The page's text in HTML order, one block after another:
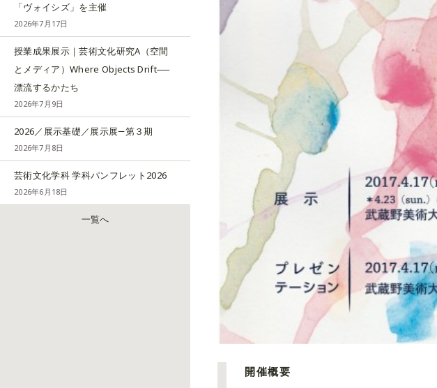
開催概要
「ヴォイシズ」を主催
2026年7月17日
授業成果展示｜芸術文化研究A（空間
とメディア）Where Objects Drift──
漂流するかたち
2026年7月9日
2026／展示基礎／展示展―第３期
2026年7月8日
芸術文化学科 学科パンフレット2026
2026年6月18日
一覧へ